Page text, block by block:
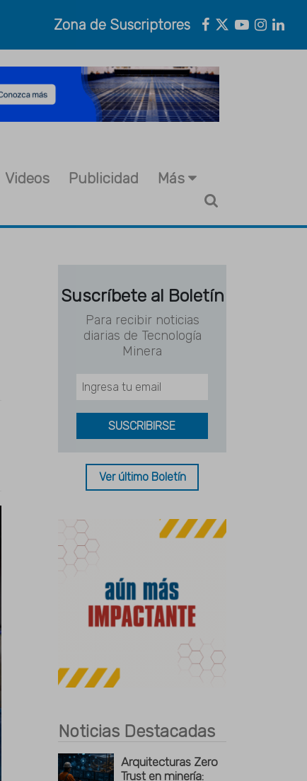
Zona de Suscriptores
Videos Publicidad Más
Suscríbete al Boletín
Para recibir noticias
diarias de Tecnología
Minera
Ver último Boletín
Noticias Destacadas
Arquitecturas Zero
Trust en minería: